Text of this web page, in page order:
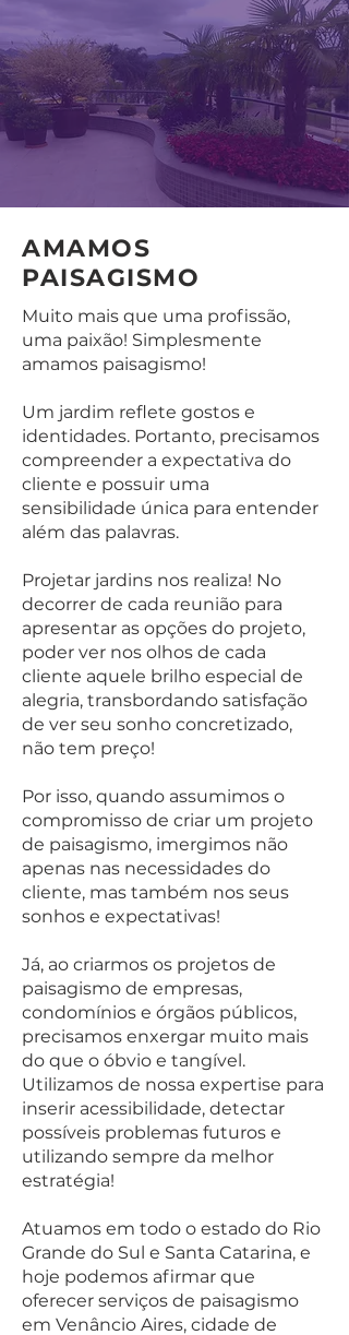
AMAMOS
PAISAGISMO
Muito mais que uma profissão,
uma paixão! Simplesmente
amamos paisagismo!
Um jardim reflete gostos e
identidades. Portanto, precisamos
compreender a expectativa do
cliente e possuir uma
sensibilidade única para entender
além das palavras.
Projetar jardins nos realiza! No
decorrer de cada reunião para
apresentar as opções do projeto,
poder ver nos olhos de cada
cliente aquele brilho especial de
alegria, transbordando satisfação
de ver seu sonho concretizado,
não tem preço!
Por isso, quando assumimos o
compromisso de criar um projeto
de paisagismo, imergimos não
apenas nas necessidades do
cliente, mas também nos seus
sonhos e expectativas!
Já, ao criarmos os projetos de
paisagismo de empresas,
condomínios e órgãos públicos,
precisamos enxergar muito mais
do que o óbvio e tangível.
Utilizamos de nossa expertise para
inserir acessibilidade, detectar
possíveis problemas futuros e
utilizando sempre da melhor
estratégia!
Atuamos em todo o estado do Rio
Grande do Sul e Santa Catarina, e
hoje podemos afirmar que
oferecer serviços de paisagismo
em Venâncio Aires, cidade de